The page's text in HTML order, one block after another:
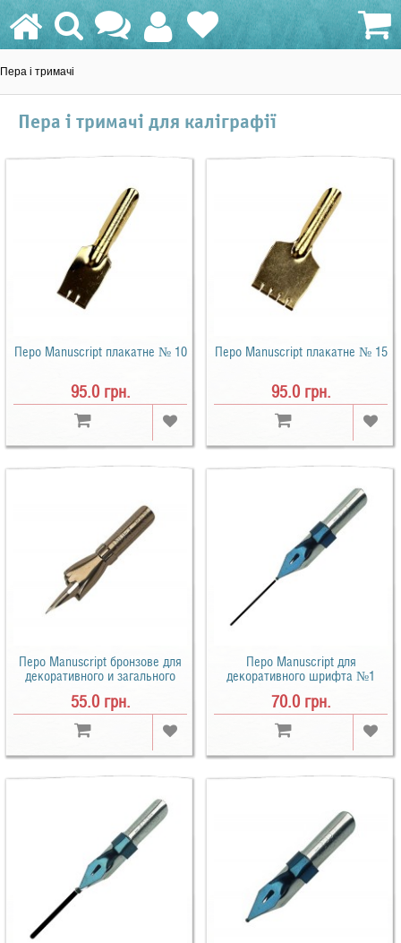
Пера і тримачі
Пера і тримачі для каліграфії
Перо Manuscript плакатне № 10
95.0 грн.
Перо Manuscript плакатне № 15
95.0 грн.
Перо Manuscript бронзове для
декоративного и загального
55.0 грн.
Перо Manuscript для
декоративного шрифта №1
70.0 грн.